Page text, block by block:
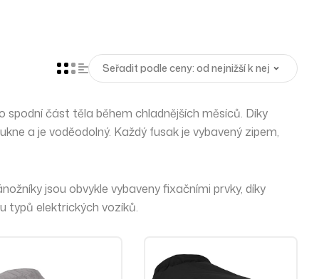
spodní část těla během chladnějších měsíců. Díky
a je voděodolný. Každý fusak je vybavený zipem,
jsou obvykle vybaveny fixačními prvky, díky
typů elektrických vozíků.